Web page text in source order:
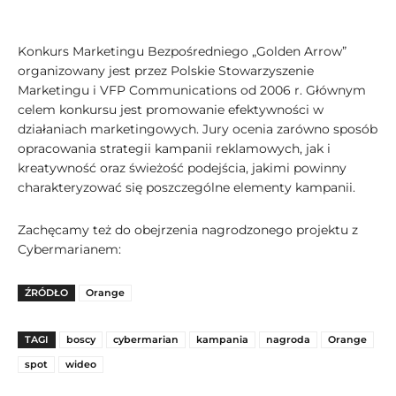
Konkurs Marketingu Bezpośredniego „Golden Arrow”
organizowany jest przez Polskie Stowarzyszenie
Marketingu i VFP Communications od 2006 r. Głównym
celem konkursu jest promowanie efektywności w
działaniach marketingowych. Jury ocenia zarówno sposób
opracowania strategii kampanii reklamowych, jak i
kreatywność oraz świeżość podejścia, jakimi powinny
charakteryzować się poszczególne elementy kampanii.
Zachęcamy też do obejrzenia nagrodzonego projektu z
Cybermarianem:
ŹRÓDŁO Orange
TAGI boscy cybermarian kampania nagroda
Orange
spot
wideo